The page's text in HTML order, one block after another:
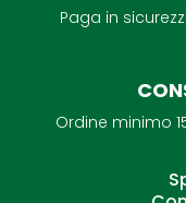
Paga in
Ordine minimo